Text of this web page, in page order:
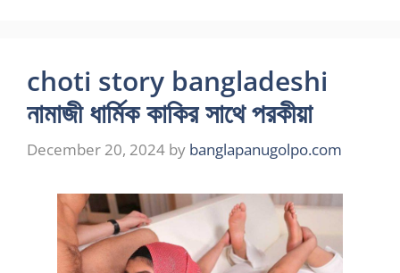
choti story bangladeshi
নামাজী ধার্মিক কাকির সাথে পরকীয়া
December 20, 2024 by banglapanugolpo.com